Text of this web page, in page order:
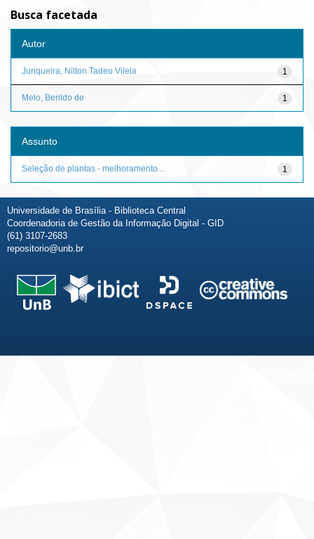
Busca facetada
Autor
1
Junqueira, Nilton Tadeu Vilela
1
Melo, Berildo de
Assunto
1
Seleção de plantas - melhoramento...
Universidade de Brasília - Biblioteca Central
Coordenadoria de Gestão da Informação Digital - GID
(61) 3107-2683
repositorio@unb.br